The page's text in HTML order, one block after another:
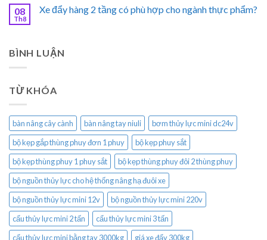
08
Th8
Xe đẩy hàng 2 tầng có phù hợp cho ngành thực phẩm?
BÌNH LUẬN
TỪ KHÓA
bàn nâng cây cành bàn nâng tay niuli
bơm thủy lực mini dc24v
bộ kẹp gắp thùng phuy đơn 1 phuy
bộ kẹp phuy sắt
bộ kẹp thùng phuy 1 phuy sắt
bộ kẹp thùng phuy đôi 2 thùng phuy
bộ nguồn thủy lực cho hệ thống nâng hạ đuôi xe
bộ nguồn thủy lực mini 12v
bộ nguồn thủy lực mini 220v
cẩu thủy lực mini 2 tấn
cẩu thủy lực mini 3 tấn
cẩu thủy lực mini bằng tay 3000kg
giá xe đẩy 300kg